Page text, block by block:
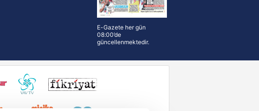
E-Gazete her gün
08:00’de
güncellenmektedir.